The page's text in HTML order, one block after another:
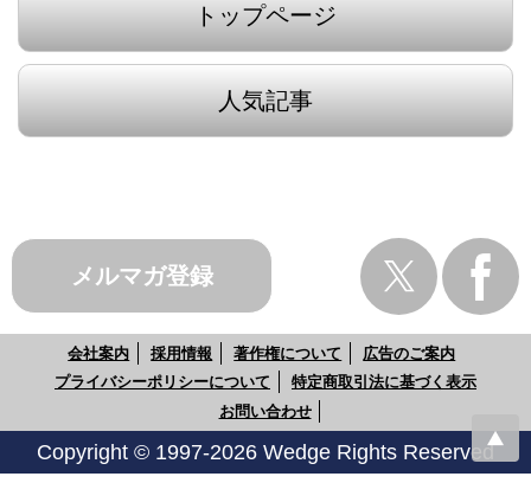
トップページ
人気記事
メルマガ登録
会社案内 採用情報 著作権について
広告のご案内
プライバシーポリシーについて
特定商取引法に基づく表示
お問い合わせ
Copyright © 1997-2026 Wedge Rights Reserved